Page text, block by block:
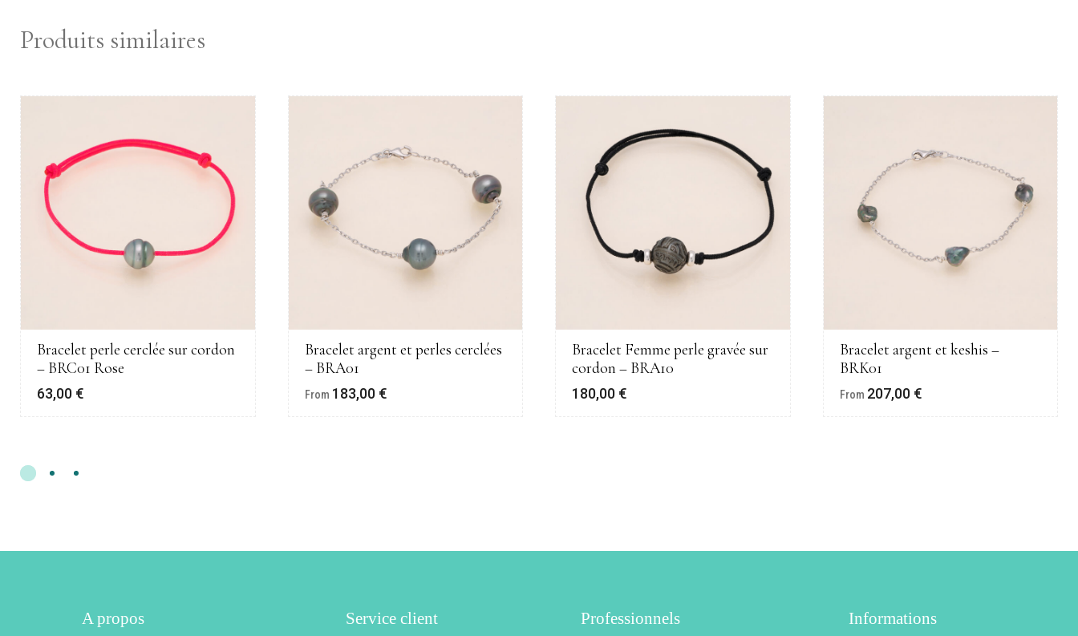
Produits similaires
Bracelet perle cerclée sur cordon
– BRC01 Rose
63,00 €
Bracelet argent et perles cerclées
– BRA01
From 183,00 €
Bracelet Femme perle gravée sur
cordon – BRA10
180,00 €
Bracelet argent et keshis –
BRK01
From 207,00 €
A propos Service client Professionnels Informations